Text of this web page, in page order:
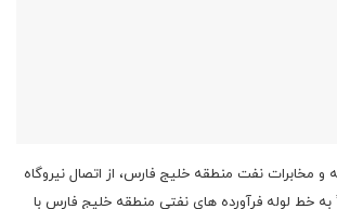
مخابرات نفت منطقه خلیج فارس، از اتصال نیروگاه
خط لوله فرآورده های نفتی منطقه خلیج فارس با